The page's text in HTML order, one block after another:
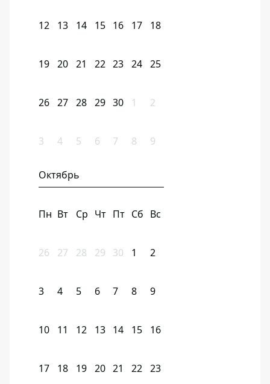
12 13 14 15 16 17 18
19 20 21 22 23 24 25
26 27 28 29 30 1 2
3 4 5 6 7 8 9
Октябрь
Пн Вт Ср Чт Пт Сб Вс
26 27 28 29 30 1 2
3 4 5 6 7 8 9
10 11 12 13 14 15 16
17 18 19 20 21 22 23